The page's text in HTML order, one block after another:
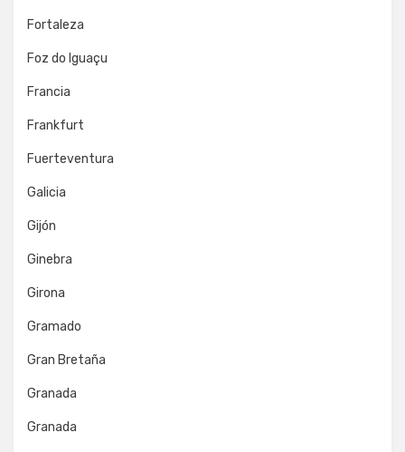
Fortaleza
Foz do Iguaçu
Francia
Frankfurt
Fuerteventura
Galicia
Gijón
Ginebra
Girona
Gramado
Gran Bretaña
Granada
Granada